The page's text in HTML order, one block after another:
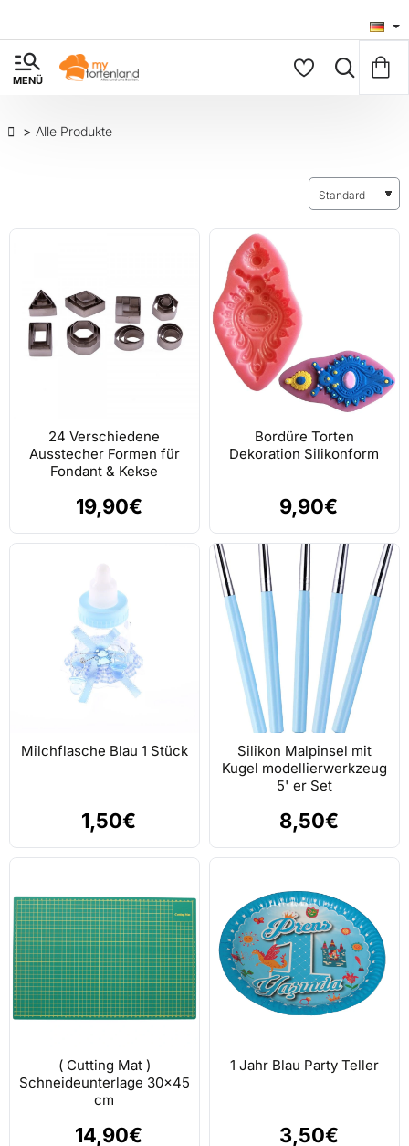
Alle Produkte
24 Verschiedene
Ausstecher Formen für
Fondant & Kekse
19,90€
Bordüre Torten
Dekoration Silikonform
9,90€
Milchflasche Blau 1 Stück
1,50€
Silikon Malpinsel mit
Kugel modellierwerkzeug
5' er Set
8,50€
( Cutting Mat )
Schneideunterlage 30x45
cm
14,90€
1 Jahr Blau Party Teller
3,50€